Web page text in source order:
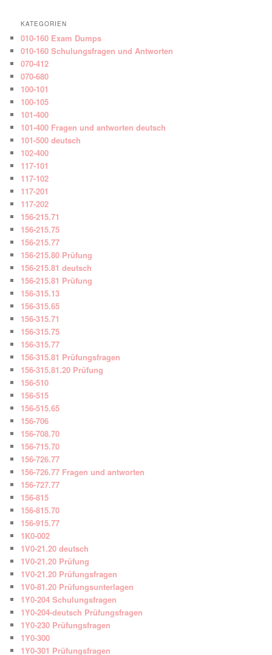
KATEGORIEN
010-160 Exam Dumps
010-160 Schulungsfragen und Antworten
070-412
070-680
100-101
100-105
101-400
101-400 Fragen und antworten deutsch
101-500 deutsch
102-400
117-101
117-102
117-201
117-202
156-215.71
156-215.75
156-215.77
156-215.80 Prüfung
156-215.81 deutsch
156-215.81 Prüfung
156-315.13
156-315.65
156-315.71
156-315.75
156-315.77
156-315.81 Prüfungsfragen
156-315.81.20 Prüfung
156-510
156-515
156-515.65
156-706
156-708.70
156-715.70
156-726.77
156-726.77 Fragen und antworten
156-727.77
156-815
156-815.70
156-915.77
1K0-002
1V0-21.20 deutsch
1V0-21.20 Prüfung
1V0-21.20 Prüfungsfragen
1V0-81.20 Prüfungsunterlagen
1Y0-204 Schulungsfragen
1Y0-204-deutsch Prüfungsfragen
1Y0-230 Prüfungsfragen
1Y0-300
1Y0-301 Prüfungsfragen